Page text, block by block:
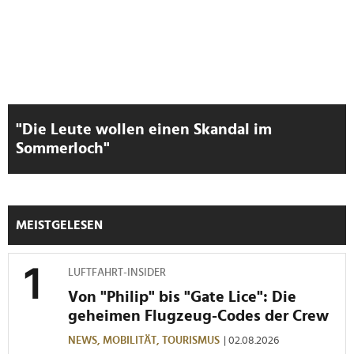
"Die Leute wollen einen Skandal im
Sommerloch"
MEISTGELESEN
LUFTFAHRT-INSIDER
Von "Philip" bis "Gate Lice": Die
geheimen Flugzeug-Codes der Crew
NEWS, MOBILITÄT, TOURISMUS | 02.08.2026